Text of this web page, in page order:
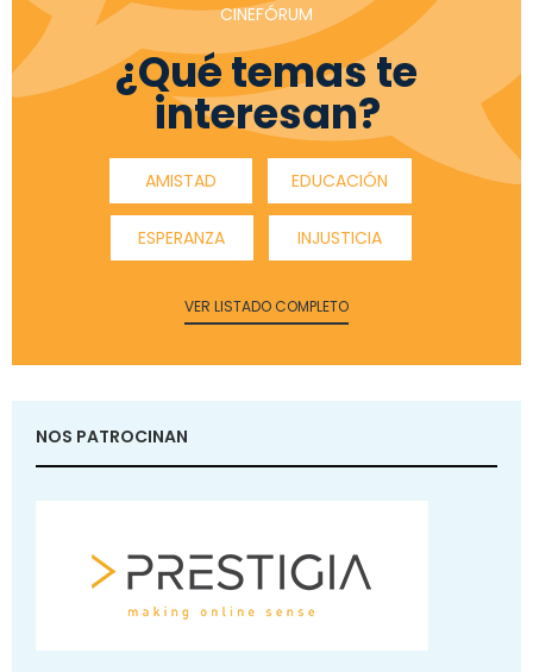
CINEFÓRUM
¿Qué temas te
interesan?
AMISTAD EDUCACIÓN
ESPERANZA INJUSTICIA
VER LISTADO COMPLETO
NOS PATROCINAN